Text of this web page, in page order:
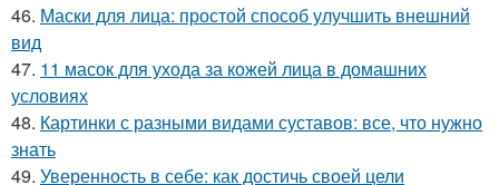
46. Маски для лица: простой способ улучшить внешний
вид
47. 11 масок для ухода за кожей лица в домашних
условиях
48. Картинки с разными видами суставов: все, что нужно
знать
49. Уверенность в себе: как достичь своей цели